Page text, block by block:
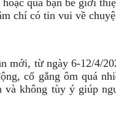
qua bạn bè giới
chí có tin vui về
mới, từ ngày 6-12/4/
cố gắng ôm quá
và không tùy ý giúp